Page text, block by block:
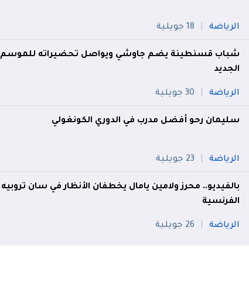
الرياضة 18 جويلية
شباب قسنطينة يضم جاوشي ويواصل تحضيراته للموسم
الجديد
الرياضة 30 جويلية
سليمان رحو أفضل مدرب في الدوري الكونغولي
الرياضة 23 جويلية
بالفيديو.. محرز ولامين يامال يخطفان الأنظار في سان تروبيه
الفرنسية
الرياضة 26 جويلية